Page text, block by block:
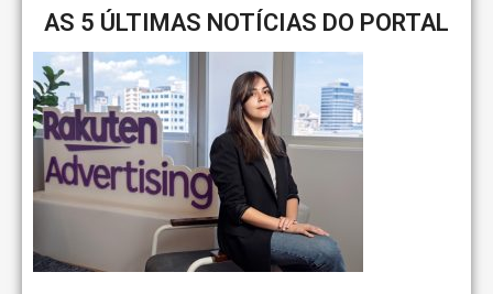
AS 5 ÚLTIMAS NOTÍCIAS DO PORTAL